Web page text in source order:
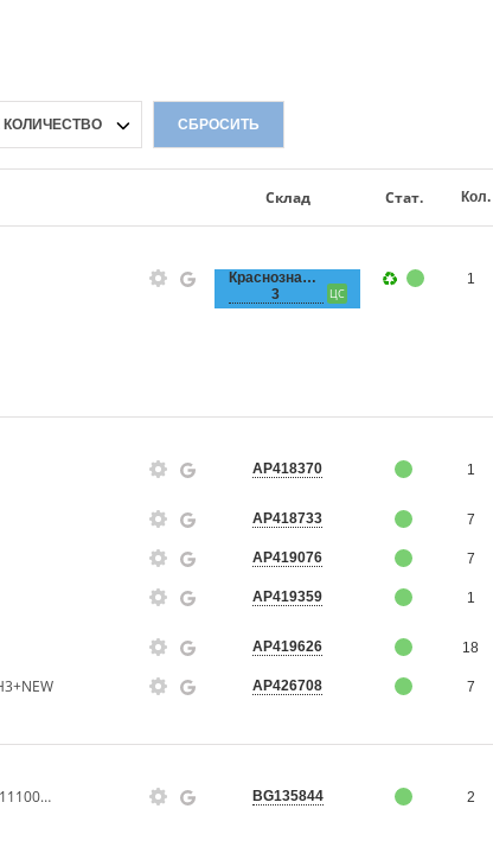
СБРОСИТЬ
Склад Стат. Кол.
Краснознаменная,
3
ЦС
1
AP418370 1
AP418733 7
AP419076 7
AP419359 1
AP419626 18
AP426708 7
БАЧОК РАСШИРИТЕЛЬНЫЙ HOVER H5 DZ1311100K00 BG135844 2